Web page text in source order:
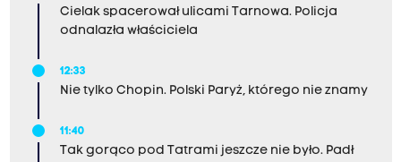
Cielak spacerował ulicami Tarnowa. Policja
odnalazła właściciela
12:33
Nie tylko Chopin. Polski Paryż, którego nie znamy
11:40
Tak gorąco pod Tatrami jeszcze nie było. Padł